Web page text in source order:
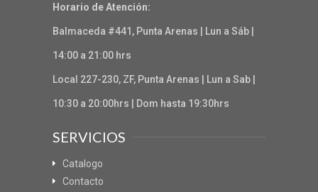
Horario de Atención:
Balmaceda #441, Punta Arenas | Lun a Sáb |
14:00 a 21:00 hrs
Local 227-230, ZF, Punta Arenas | Lun a Sab |
10:30 a 20:00hrs | Dom hasta 19:30hrs
SERVICIOS
Catalogo
Contacto